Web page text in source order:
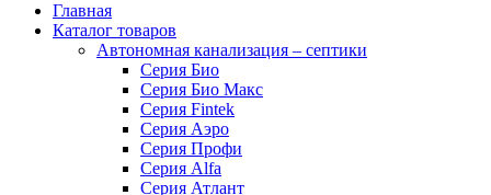
Главная
Каталог товаров
Автономная канализация – септики
Серия Био
Серия Био Макс
Серия Fintek
Серия Аэро
Серия Профи
Серия Alfa
Серия Атлант